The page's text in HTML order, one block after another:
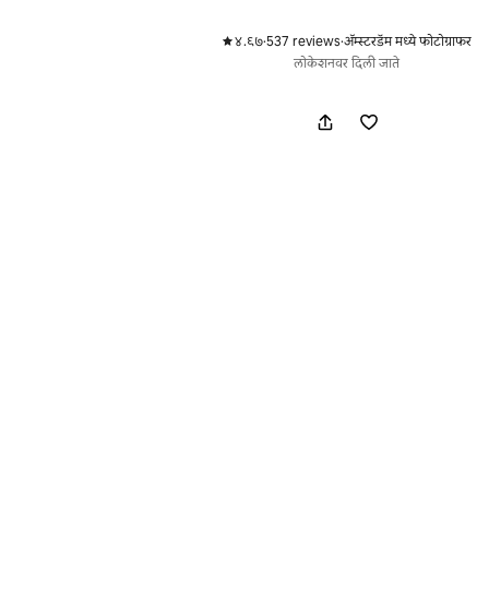
४.९७
,
·537 reviews
,
·ॲम्स्टरडॅम मध्ये फोटोग्राफर
लोकेशनवर दिली जाते